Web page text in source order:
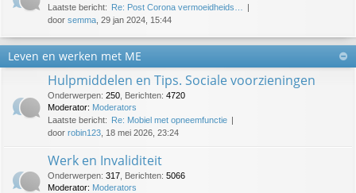
Laatste bericht: Re: Post Corona vermoeidheids…
door semma , 29 jan 2024, 15:44
Leven en werken met ME
Hulpmiddelen en Tips. Sociale voorzieningen
Onderwerpen: 250 Berichten: 4720
Moderator: Moderators
Laatste bericht: Re: Mobiel met opneemfunctie
door robin123 , 18 mei 2026, 23:24
Werk en Invaliditeit
Onderwerpen: 317 Berichten: 5066
Moderator: Moderators